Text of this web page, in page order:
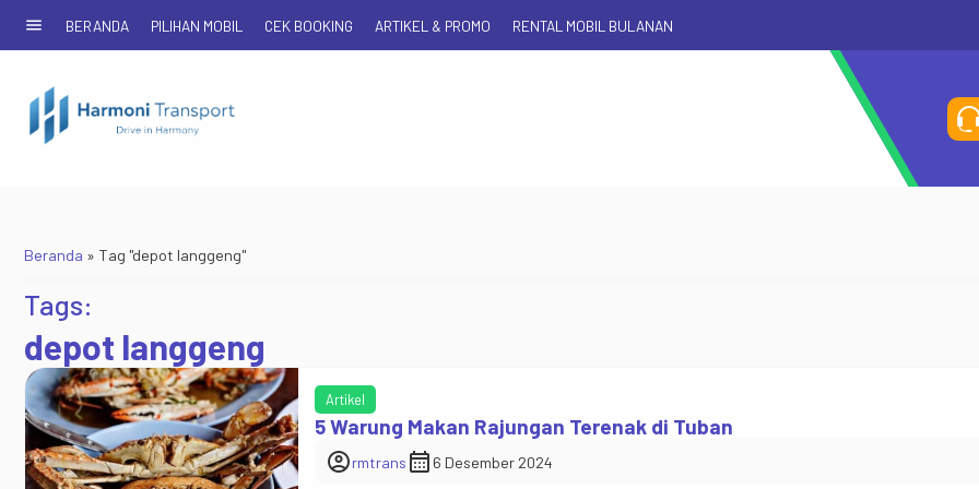
menu BERANDA PILIHAN MOBIL CEK BOOKING ARTIKEL & PROMO RENTAL MOBIL BULANAN
Beranda » Tag "depot langgeng"
Tags:
depot langgeng
Artikel
5 Warung Makan Rajungan Terenak di Tuban
account_circlermtrans calendar_month 6 Desember 2024